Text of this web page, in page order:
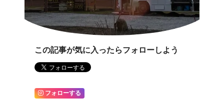
この記事が気に入ったらフォローしよう
フォローする